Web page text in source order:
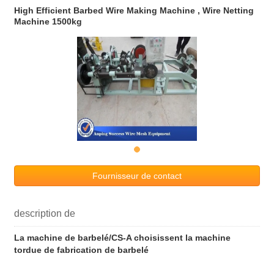
High Efficient Barbed Wire Making Machine , Wire Netting
Machine 1500kg
Fournisseur de contact
description de
La machine de barbelé/CS-A choisissent la machine
tordue de fabrication de barbelé